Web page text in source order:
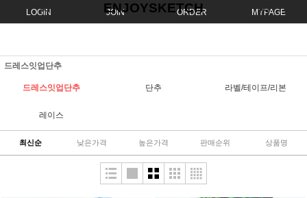
LOGIN JOIN ORDER MYPAGE
ENJOYSKETCH
드레스잇업단추
드레스잇업단추 단추 라벨/테이프/리본
레이스
최신순 낮은가격 높은가격 판매순위 상품명